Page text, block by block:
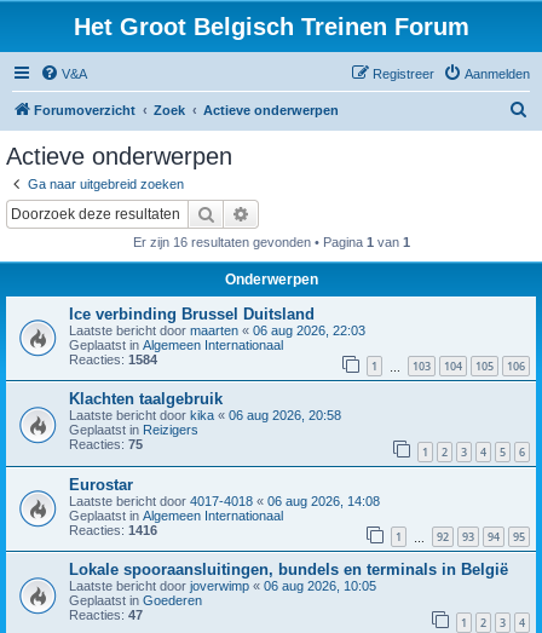
Het Groot Belgisch Treinen Forum
V&A Aanmelden
Registreer
Forumoverzicht Zoek Actieve onderwerpen
Actieve onderwerpen
Ga naar uitgebreid zoeken
Zoek
Er zijn 16 resultaten gevonden • Pagina 1 van 1
Onderwerpen
Ice verbinding Brussel Duitsland
Laatste bericht door maarten « 06 aug 2026, 22:03
Geplaatst in Algemeen Internationaal
Reacties: 1584 1 103 104 105 106
Klachten taalgebruik
Laatste bericht door kika « 06 aug 2026, 20:58
Geplaatst in Reizigers
Reacties: 75 1 2 3 4 5 6
Eurostar
Laatste bericht door 4017-4018 « 06 aug 2026, 14:08
Geplaatst in Algemeen Internationaal
Reacties: 1416 1 92 93 94 95
Lokale spooraansluitingen, bundels en terminals in België
Laatste bericht door joverwimp « 06 aug 2026, 10:05
Geplaatst in Goederen
Reacties: 47 1 2 3 4